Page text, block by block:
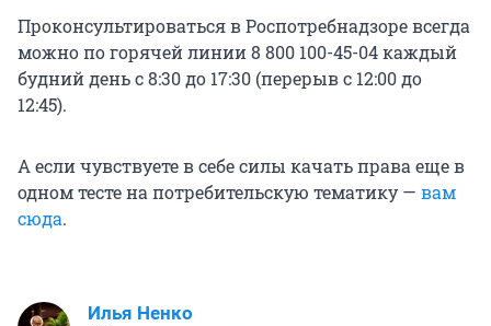
Проконсультироваться в Роспотребнадзоре всегда
можно по горячей линии 8 800 100-45-04 каждый
будний день с 8:30 до 17:30 (перерыв с 12:00 до
12:45).
А если чувствуете в себе силы качать права еще в
одном тесте на потребительскую тематику — вам
сюда.
Илья Ненко